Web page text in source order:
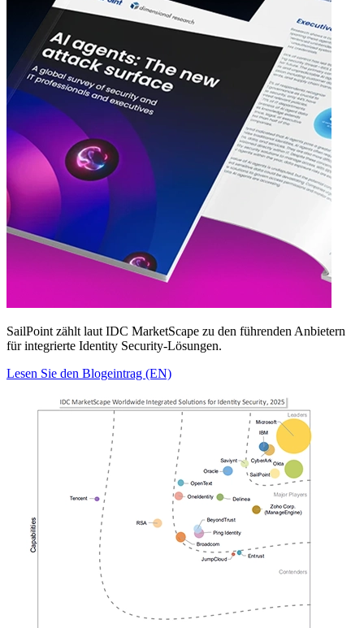
SailPoint zählt laut IDC MarketScape zu den führenden Anbietern
für integrierte Identity Security‑Lösungen.
Lesen Sie den Blogeintrag (EN)